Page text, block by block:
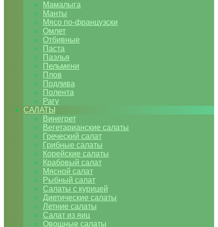
Мамалыга
Манты
Мясо по-французски
Омлет
Отбивные
Паста
Паэлья
Пельмени
Плов
Подлива
Полента
Рагу
САЛАТЫ
Винегрет
Вегетарианские салаты
Греческий салат
Грибные салаты
Корейские салаты
Крабовый салат
Мясной салат
Рыбный салат
Салаты с курицей
Диетические салаты
Летние салаты
Салат из яиц
Овощные салаты